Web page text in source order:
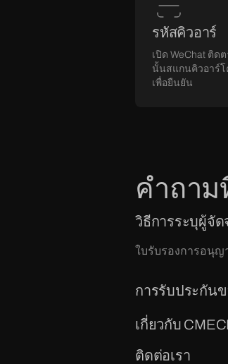
รหัสคิวอาร์
เปิด WeChat ติด
นั้นสแกนคิวอาร์
เพื่อยืนยัน
คำถา
วิธีการระบุผู้จั
ใบรับรองการอนุญ
การรับประกัน
เกี่ยวกับ
ติดต่อเรา